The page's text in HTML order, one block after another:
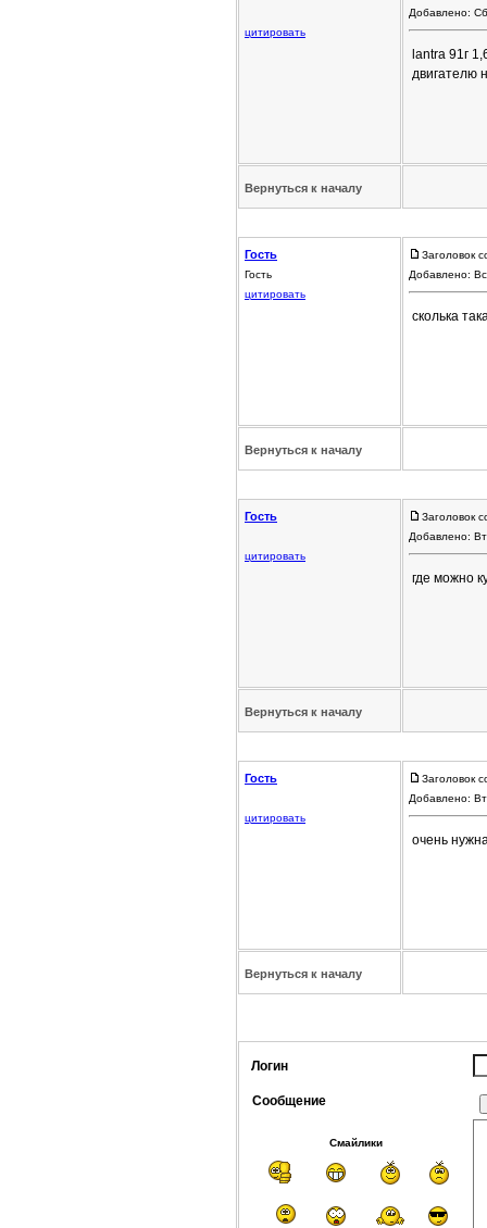
цитировать
Добавлено:
lantra 91г
двигателю
Вернуться к началу
Гость
Гость
цитировать
Заголовок
Добавлено:
сколька
Вернуться к началу
Гость
цитировать
Заголовок
Добавлено:
где можно
Вернуться к началу
Гость
цитировать
Заголовок
Добавлено:
очень
Вернуться к началу
Логин
Сообщение
Смайлики